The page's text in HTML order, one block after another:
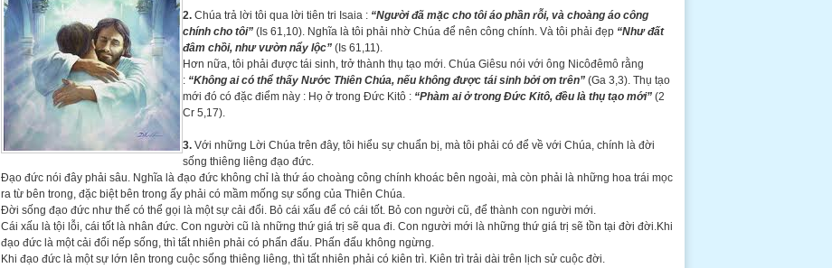
2. Chúa trả lời tôi qua lời tiên tri Isaia : “Người đã mặc cho tôi áo phần rỗi, và choàng áo công
chính cho tôi” (Is 61,10). Nghĩa là tôi phải nhờ Chúa để nên công chính. Và tôi phải đẹp “Như đất
đâm chồi, như vườn nẩy lộc” (Is 61,11).
Hơn nữa, tôi phải được tái sinh, trở thành thụ tạo mới. Chúa Giêsu nói với ông Nicôđêmô rằng
: “Không ai có thể thấy Nước Thiên Chúa, nếu không được tái sinh bởi ơn trên” (Ga 3,3). Thụ tạo
mới đó có đặc điểm này : Họ ở trong Đức Kitô : “Phàm ai ở trong Đức Kitô, đều là thụ tạo mới” (2
Cr 5,17).
3. Với những Lời Chúa trên đây, tôi hiểu sự chuẩn bị, mà tôi phải có để về với Chúa, chính là đời
sống thiêng liêng đạo đức.
Đạo đức nói đây phải sâu. Nghĩa là đạo đức không chỉ là thứ áo choàng công chính khoác bên ngoài, mà còn phải là những hoa trái mọc
ra từ bên trong, đặc biệt bên trong ấy phải có mầm mống sự sống của Thiên Chúa.
Đời sống đạo đức như thế có thể gọi là một sự cải đổi. Bỏ cái xấu để có cái tốt. Bỏ con người cũ, để thành con người mới.
Cái xấu là tội lỗi, cái tốt là nhân đức. Con người cũ là những thứ giá trị sẽ qua đi. Con người mới là những thứ giá trị sẽ tồn tại đời đời.Khi
đạo đức là một cải đổi nếp sống, thì tất nhiên phải có phấn đấu. Phấn đấu không ngừng.
Khi đạo đức là một sự lớn lên trong cuộc sống thiêng liêng, thì tất nhiên phải có kiên trì. Kiên trì trải dài trên lịch sử cuộc đời.